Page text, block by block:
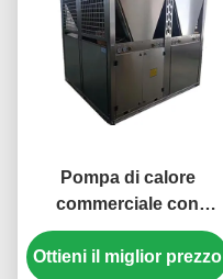
Pompa di calore
commerciale con
refrigerante R410A ad
alta efficienza con
Ottieni il miglior prezzo